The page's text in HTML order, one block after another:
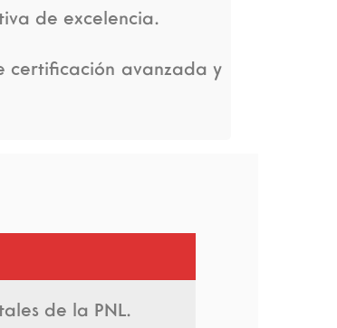
de excelencia.
certificación avanzada y
de la PNL.